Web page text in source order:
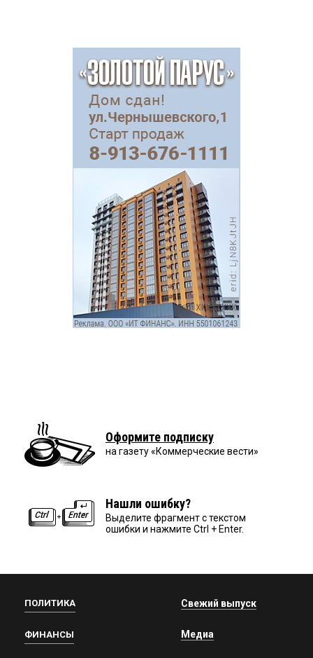
Оформите подписку
на газету «Коммерческие вести»
Нашли ошибку?
Выделите фрагмент с текстом
ошибки и нажмите Ctrl + Enter.
ПОЛИТИКА
ФИНАНСЫ
Свежий выпуск
Медиа